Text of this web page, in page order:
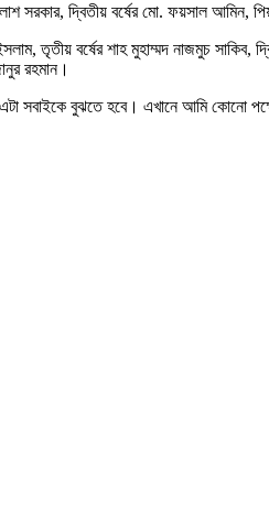
সরকার, দ্বিতীয় বর্ষের মো. ফয়সাল আমিন,
তৃতীয় বর্ষের শাহ মুহাম্মদ নাজমুচ সাকিব,
রহমান।
সবাইকে বুঝতে হবে। এখানে আমি কোনো